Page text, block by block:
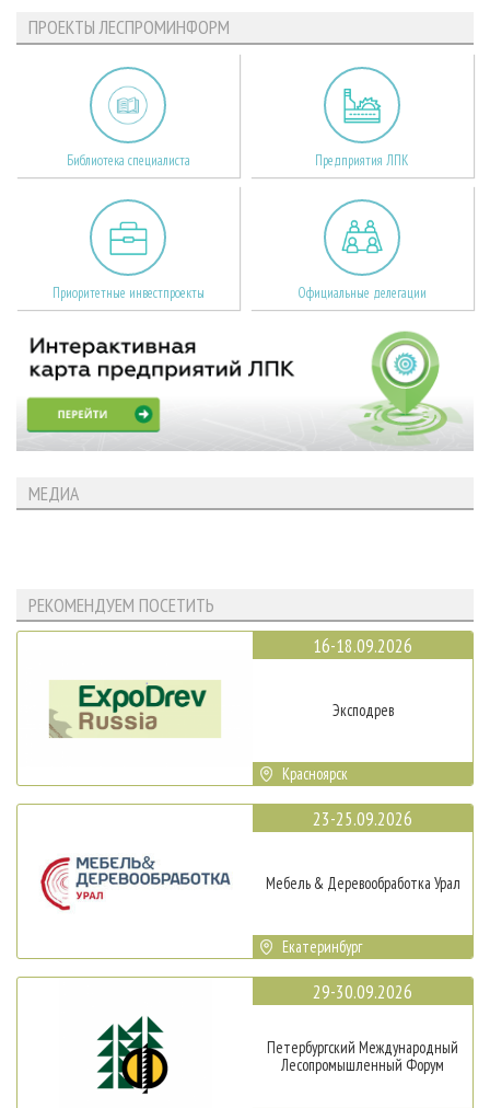
ПРОЕКТЫ ЛЕСПРОМИНФОРМ
Библиотека специалиста Предприятия ЛПК
Приоритетные инвестпроекты Официальные делегации
МЕДИА
РЕКОМЕНДУЕМ ПОСЕТИТЬ
16-18.09.2026
Эксподрев
Красноярск
23-25.09.2026
Мебель & Деревообработка Урал
Екатеринбург
29-30.09.2026
Петербургский Международный
Лесопромышленный Форум